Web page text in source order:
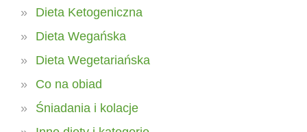
Dieta Ketogeniczna
Dieta Wegańska
Dieta Wegetariańska
Co na obiad
Śniadania i kolacje